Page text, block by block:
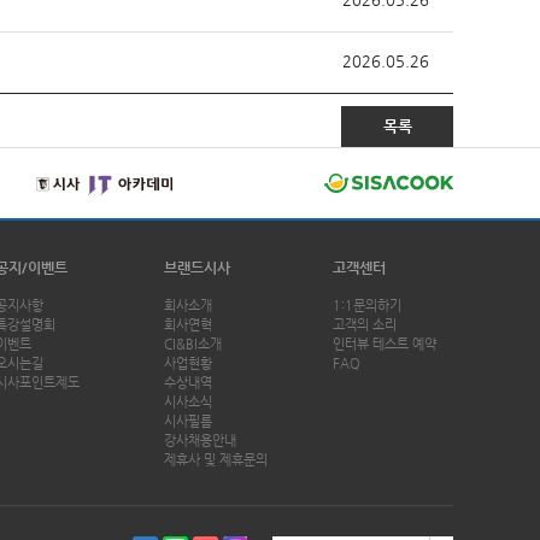
2026.05.26
목록
지/이벤트
지사항
강설명회
벤트
시는길
사포인트제도
브랜드시사
회사소개
회사연혁
CI&BI소개
사업현황
수상내역
시사소식
시사필름
강사채용안내
제휴사 및 제휴문의
고객센터
1:1문의하기
고객의 소리
인터뷰 테스트 예약
FAQ